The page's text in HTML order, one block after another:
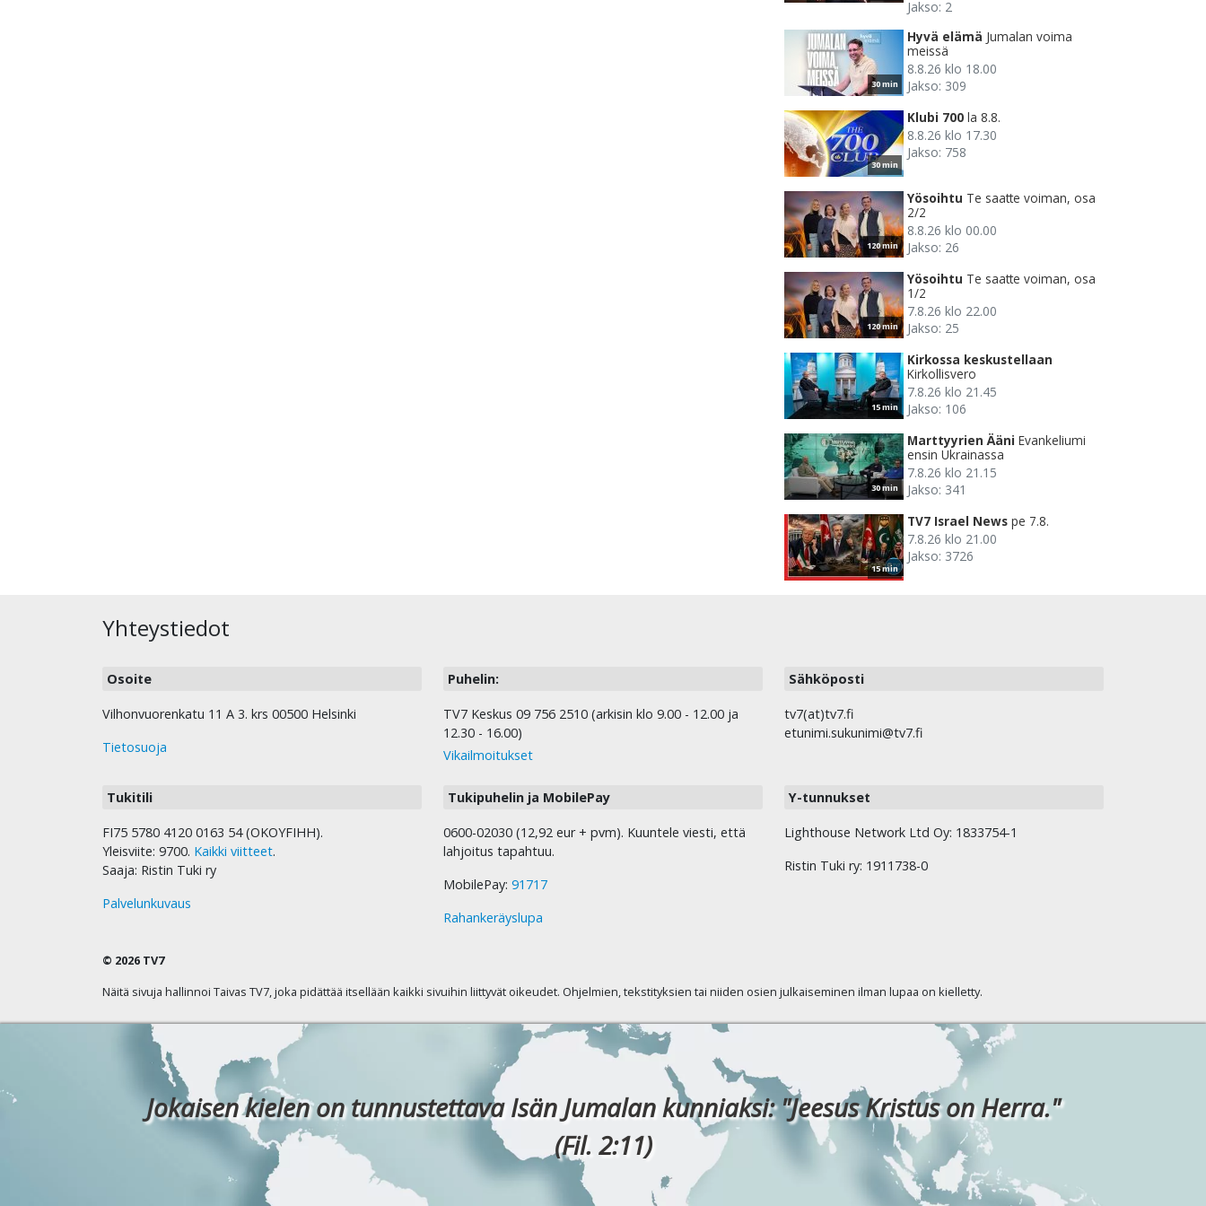
Jakso: 2
30 min
Hyvä elämä Jumalan voima
meissä
8.8.26 klo 18.00
Jakso: 309
30 min
Klubi 700 la 8.8.
8.8.26 klo 17.30
Jakso: 758
120 min
Yösoihtu Te saatte voiman, osa
2/2
8.8.26 klo 00.00
Jakso: 26
120 min
Yösoihtu Te saatte voiman, osa
1/2
7.8.26 klo 22.00
Jakso: 25
15 min
Kirkossa keskustellaan
Kirkollisvero
7.8.26 klo 21.45
Jakso: 106
30 min
Marttyyrien Ääni Evankeliumi
ensin Ukrainassa
7.8.26 klo 21.15
Jakso: 341
15 min
TV7 Israel News pe 7.8.
7.8.26 klo 21.00
Jakso: 3726
Yhteystiedot
Osoite
Vilhonvuorenkatu 11 A 3. krs 00500 Helsinki
Tietosuoja
Puhelin:
TV7 Keskus 09 756 2510 (arkisin klo 9.00 - 12.00 ja
12.30 - 16.00)
Vikailmoitukset
Sähköposti
tv7(at)tv7.fi
etunimi.sukunimi@tv7.fi
Tukitili
FI75 5780 4120 0163 54 (OKOYFIHH).
Yleisviite: 9700. Kaikki viitteet.
Saaja: Ristin Tuki ry
Palvelunkuvaus
Tukipuhelin ja MobilePay
0600-02030 (12,92 eur + pvm). Kuuntele viesti, että
lahjoitus tapahtuu.
MobilePay: 91717
Rahankeräyslupa
Y-tunnukset
Lighthouse Network Ltd Oy: 1833754-1
Ristin Tuki ry: 1911738-0
© 2026 TV7
Näitä sivuja hallinnoi Taivas TV7, joka pidättää itsellään kaikki sivuihin liittyvät oikeudet. Ohjelmien, tekstityksien tai niiden osien julkaiseminen ilman lupaa on kielletty.
Jokaisen kielen on tunnustettava Isän Jumalan kunniaksi: "Jeesus Kristus on Herra."
(Fil. 2:11)